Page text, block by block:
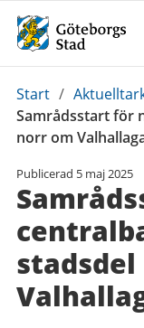
Du
är
här:
Start /
Samrådsstart för
norr om
Publicerad 5 maj 2025